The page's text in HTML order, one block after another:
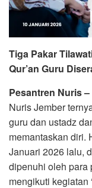
Tiga Pakar
Qur’an Guru
Pesantren Nuris –
Nuris Jember
guru dan ustadz
memantaskan diri.
Januari 2026 lalu,
dipenuhi oleh para
mengikuti kegiatan